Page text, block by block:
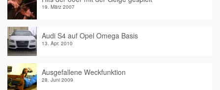
19. März 2007
Audi S4 auf Opel Omega Basis
13. Apr. 2010
Ausgefallene Weckfunktion
28. Juni 2009